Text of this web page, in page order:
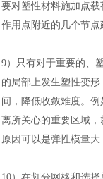
要对塑性材料施加点
作用点附近的几个节
9） 只有对于重要的、
的局部上发生塑性变
间，降低收敛难度。
离所关心的重要区域
原因可以是弹性模量